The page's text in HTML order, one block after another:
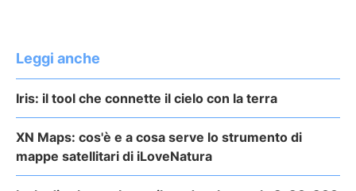
Leggi anche
Iris: il tool che connette il cielo con la terra
XN Maps: cos'è e a cosa serve lo strumento di
mappe satellitari di iLoveNatura